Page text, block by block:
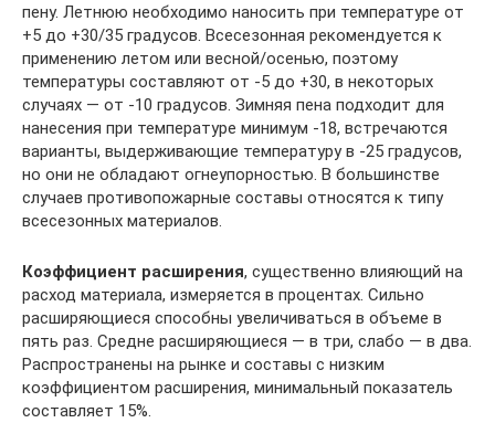
пену. Летнюю необходимо наносить при температуре от
+5 до +30/35 градусов. Всесезонная рекомендуется к
применению летом или весной/осенью, поэтому
температуры составляют от -5 до +30, в некоторых
случаях — от -10 градусов. Зимняя пена подходит для
нанесения при температуре минимум -18, встречаются
варианты, выдерживающие температуру в -25 градусов,
но они не обладают огнеупорностью. В большинстве
случаев противопожарные составы относятся к типу
всесезонных материалов.
Коэффициент расширения, существенно влияющий на
расход материала, измеряется в процентах. Сильно
расширяющиеся способны увеличиваться в объеме в
пять раз. Средне расширяющиеся — в три, слабо — в два.
Распространены на рынке и составы с низким
коэффициентом расширения, минимальный показатель
составляет 15%.